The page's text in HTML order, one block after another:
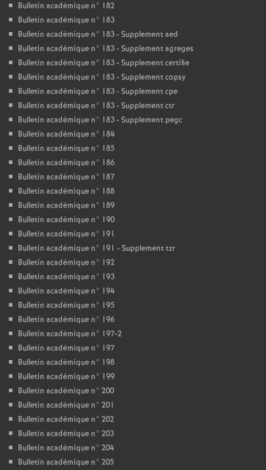
Bulletin académique n° 182
Bulletin académique n° 183
Bulletin académique n° 183 - Supplement aed
Bulletin académique n° 183 - Supplement agreges
Bulletin académique n° 183 - Supplement certifie
Bulletin académique n° 183 - Supplement copsy
Bulletin académique n° 183 - Supplement cpe
Bulletin académique n° 183 - Supplement ctr
Bulletin académique n° 183 - Supplement pegc
Bulletin académique n° 184
Bulletin académique n° 185
Bulletin académique n° 186
Bulletin académique n° 187
Bulletin académique n° 188
Bulletin académique n° 189
Bulletin académique n° 190
Bulletin académique n° 191
Bulletin académique n° 191 - Supplement tzr
Bulletin académique n° 192
Bulletin académique n° 193
Bulletin académique n° 194
Bulletin académique n° 195
Bulletin académique n° 196
Bulletin académique n° 197-2
Bulletin académique n° 197
Bulletin académique n° 198
Bulletin académique n° 199
Bulletin académique n° 200
Bulletin académique n° 201
Bulletin académique n° 202
Bulletin académique n° 203
Bulletin académique n° 204
Bulletin académique n° 205